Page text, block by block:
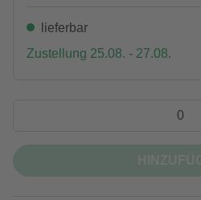
lieferbar
Zustellung 25.08. - 27.08.